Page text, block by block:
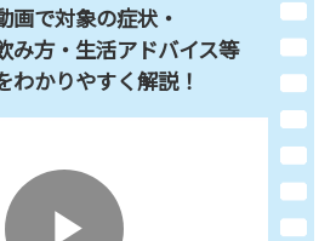
画で対象の症状・
み方・生活アドバイス等
わかりやすく解説！